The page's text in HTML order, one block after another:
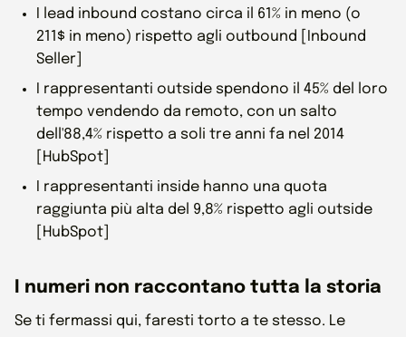
I lead inbound costano circa il 61% in meno (o
211$ in meno) rispetto agli outbound [Inbound
Seller]
I rappresentanti outside spendono il 45% del loro
tempo vendendo da remoto, con un salto
dell'88,4% rispetto a soli tre anni fa nel 2014
[HubSpot]
I rappresentanti inside hanno una quota
raggiunta più alta del 9,8% rispetto agli outside
[HubSpot]
I numeri non raccontano tutta la storia
Se ti fermassi qui, faresti torto a te stesso. Le